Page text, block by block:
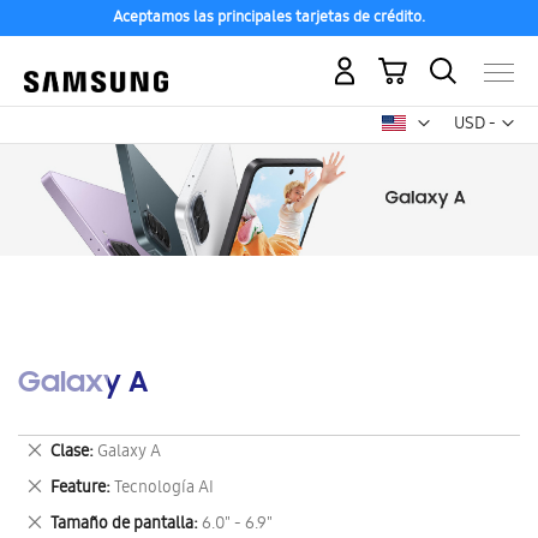
Aceptamos las principales tarjetas de crédito.
USD -
dólar
Mi carrito
Galaxy A
Clase Galaxy A
Eliminar
este
artículo
Feature Tecnología AI
Eliminar
este
Tamaño de pantalla 6.0" - 6.9"
Eliminar